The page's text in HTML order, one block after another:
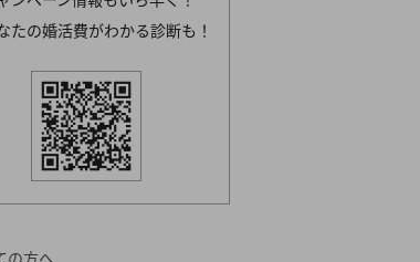
たの婚活費がわかる診断も！